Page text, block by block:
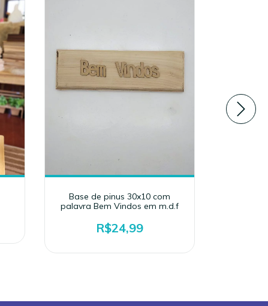
Base de pinus 30x10 com
palavra Bem Vindos em m.d.f
R$24,99